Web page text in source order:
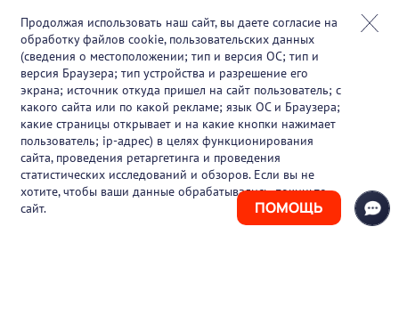
ПОМОЩЬ
Онлайн-события
Партнеры
О проекте
Вакансии
Блог
Контакты
Продолжая использовать наш сайт, вы даете согласие на
обработку файлов cookie, пользовательских данных
(сведения о местоположении; тип и версия ОС; тип и
версия Браузера; тип устройства и разрешение его
экрана; источник откуда пришел на сайт пользователь; с
какого сайта или по какой рекламе; язык ОС и Браузера;
какие страницы открывает и на какие кнопки нажимает
пользователь; ip-адрес) в целях функционирования
сайта, проведения ретаргетинга и проведения
статистических исследований и обзоров. Если вы не
хотите, чтобы ваши данные обрабатывались, покиньте
сайт.